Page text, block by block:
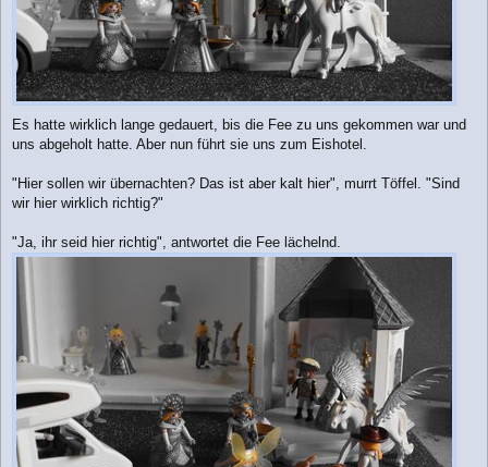
Es hatte wirklich lange gedauert, bis die Fee zu uns gekommen war und
uns abgeholt hatte. Aber nun führt sie uns zum Eishotel.
"Hier sollen wir übernachten? Das ist aber kalt hier", murrt Töffel. "Sind
wir hier wirklich richtig?"
"Ja, ihr seid hier richtig", antwortet die Fee lächelnd.